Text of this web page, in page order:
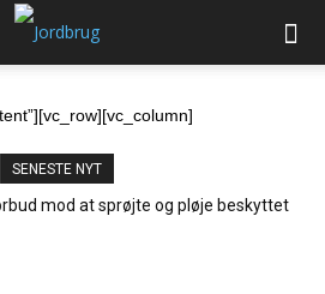
SENESTE NYT
for sojaimportens klimabelastning